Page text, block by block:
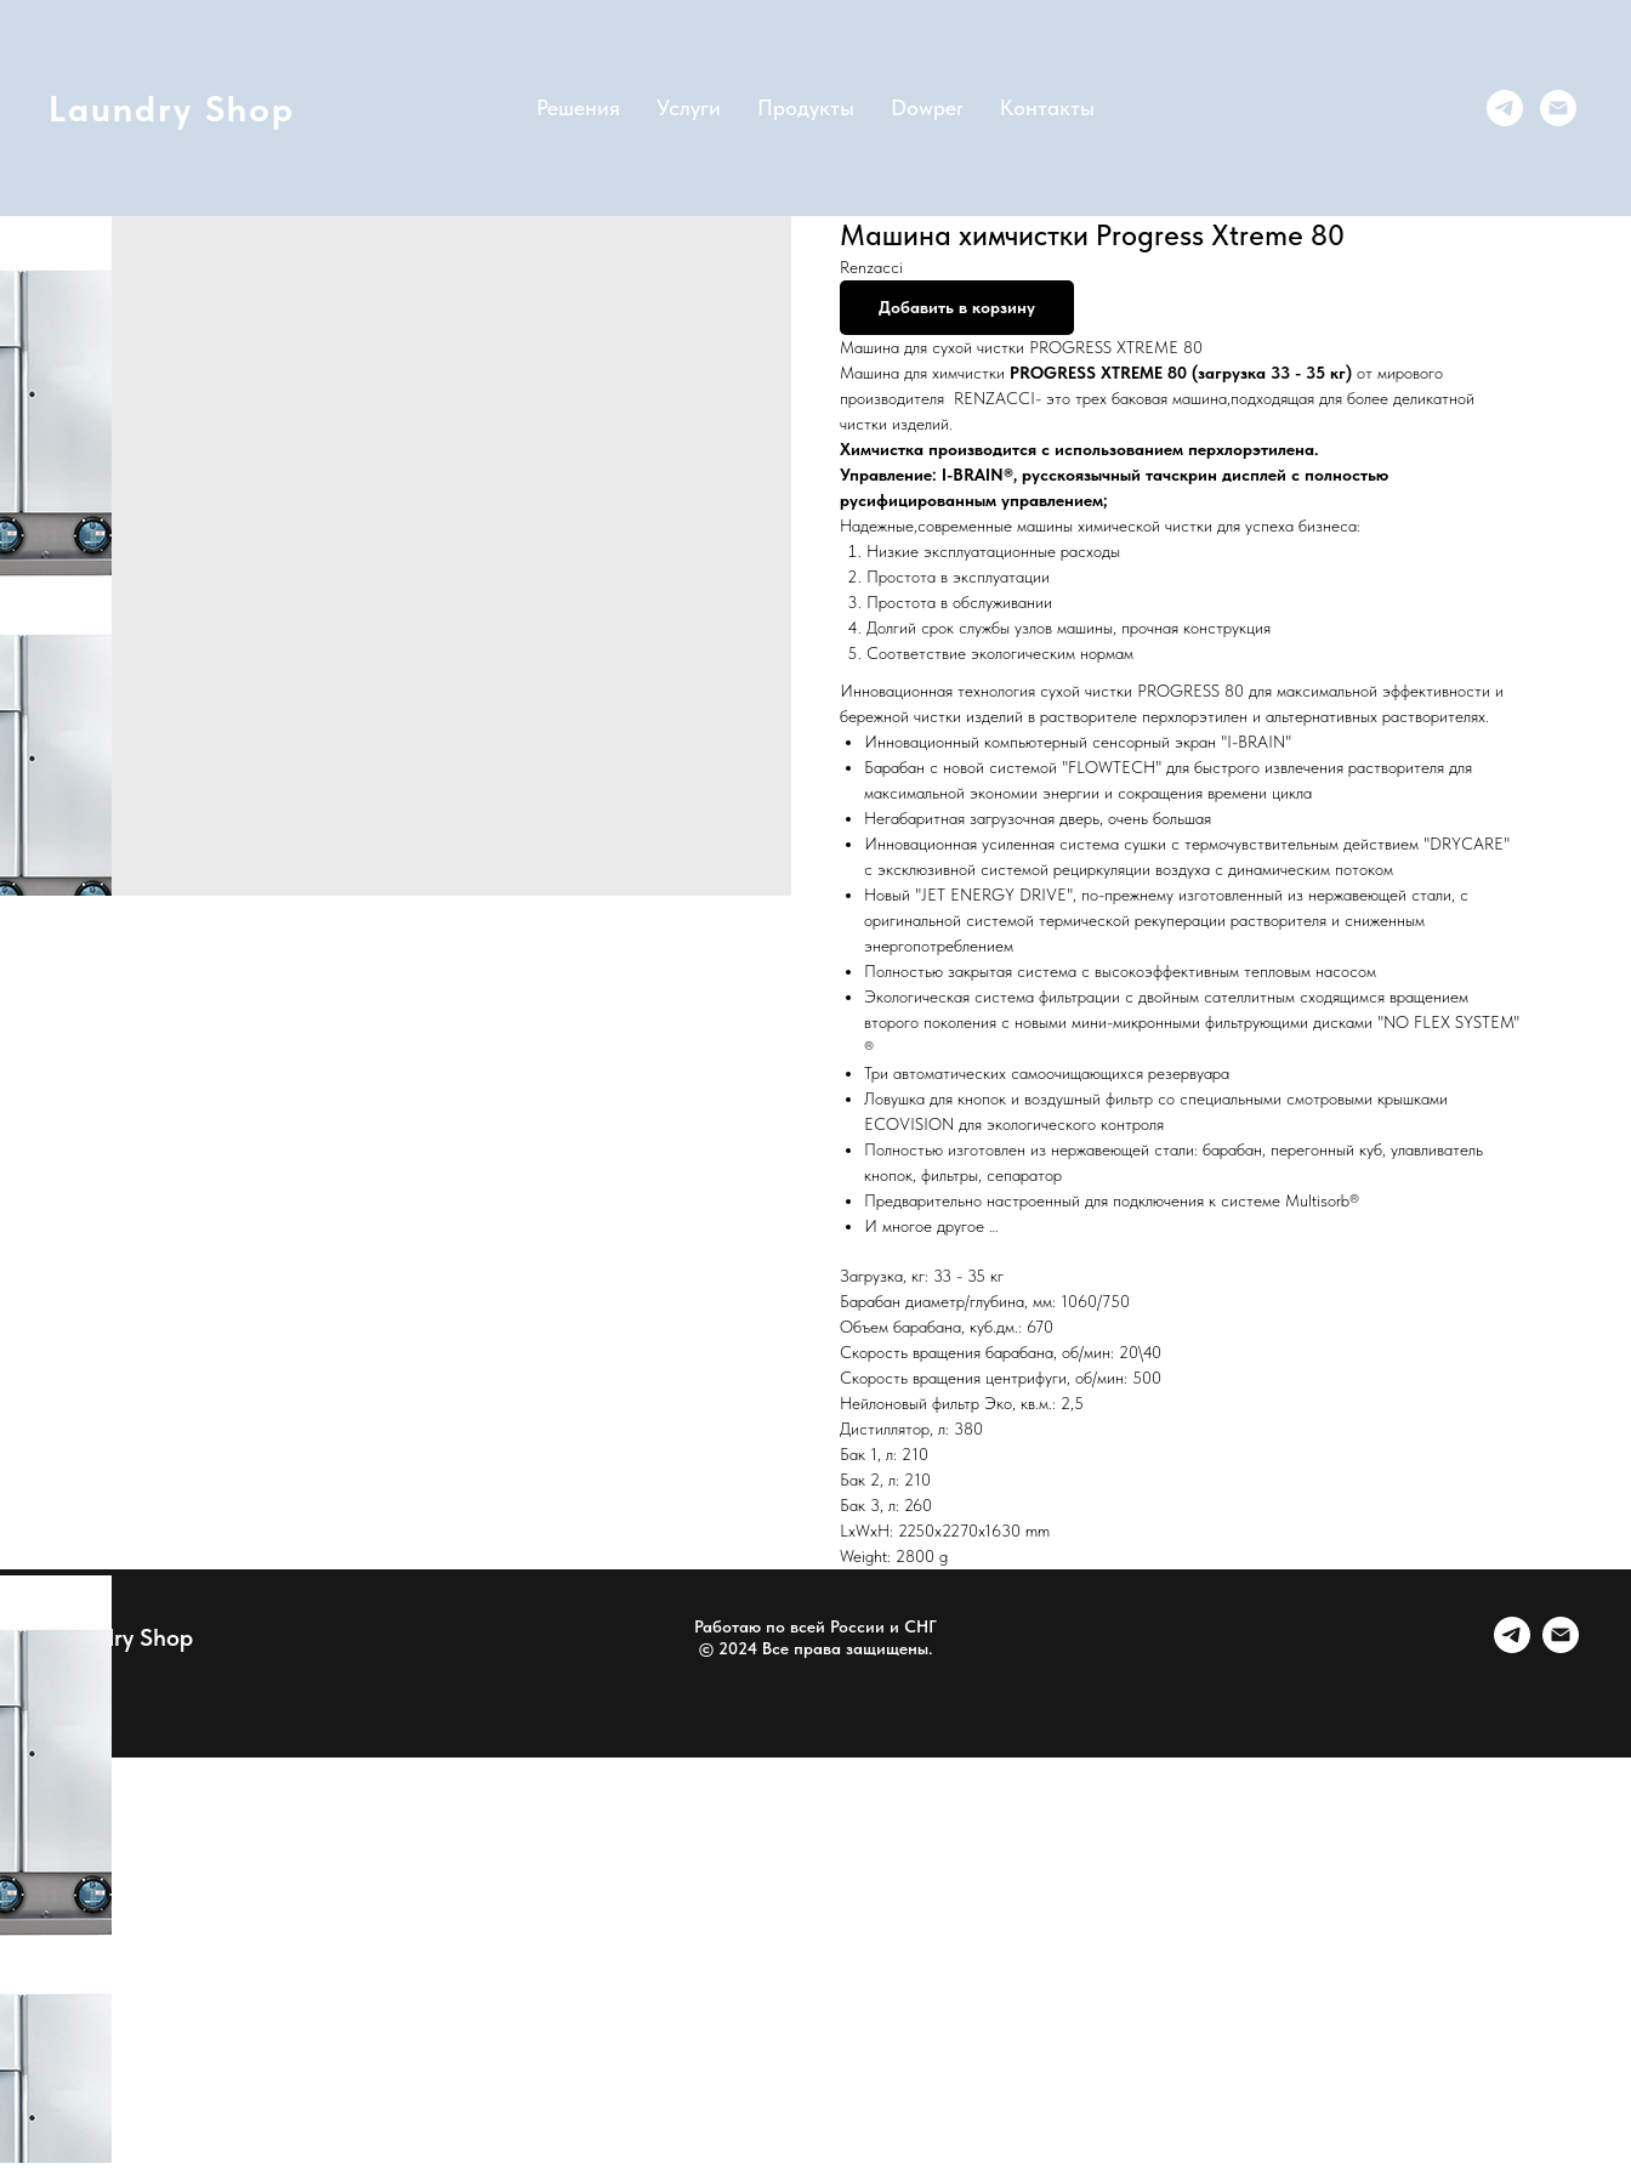
Laundry Shop Решения Услуги Продукты Dowper Контакты
Машина химчистки Progress Xtreme 80
Renzacci
Добавить в корзину
Машина для сухой чистки PROGRESS XTREME 80
Машина для химчистки PROGRESS XTREME 80 (загрузка 33 - 35 кг) от мирового
производителя RENZACCI- это трех баковая машина,подходящая для более деликатной
чистки изделий.
Химчистка производится с использованием перхлорэтилена.
Управление: I-BRAIN®, русскоязычный тачскрин дисплей с полностью
русифицированным управлением;
Надежные,современные машины химической чистки для успеха бизнеса:
Низкие эксплуатационные расходы
Простота в эксплуатации
Простота в обслуживании
Долгий срок службы узлов машины, прочная конструкция
Соответствие экологическим нормам
Инновационная технология сухой чистки PROGRESS 80 для максимальной эффективности и
бережной чистки изделий в растворителе перхлорэтилен и альтернативных растворителях.
Инновационный компьютерный сенсорный экран "I-BRAIN"
Барабан с новой системой "FLOWTECH" для быстрого извлечения растворителя для
максимальной экономии энергии и сокращения времени цикла
Негабаритная загрузочная дверь, очень большая
Инновационная усиленная система сушки с термочувствительным действием "DRYCARE"
с эксклюзивной системой рециркуляции воздуха с динамическим потоком
Новый "JET ENERGY DRIVE", по-прежнему изготовленный из нержавеющей стали, с
оригинальной системой термической рекуперации растворителя и сниженным
энергопотреблением
Полностью закрытая система с высокоэффективным тепловым насосом
Экологическая система фильтрации с двойным сателлитным сходящимся вращением
второго поколения с новыми мини-микронными фильтрующими дисками "NO FLEX SYSTEM"
®
Три автоматических самоочищающихся резервуара
Ловушка для кнопок и воздушный фильтр со специальными смотровыми крышками
ECOVISION для экологического контроля
Полностью изготовлен из нержавеющей стали: барабан, перегонный куб, улавливатель
кнопок, фильтры, сепаратор
Предварительно настроенный для подключения к системе Multisorb®
И многое другое …
Загрузка, кг: 33 - 35 кг
Барабан диаметр/глубина, мм: 1060/750
Объем барабана, куб.дм.: 670
Скорость вращения барабана, об/мин: 20\40
Скорость вращения центрифуги, об/мин: 500
Нейлоновый фильтр Эко, кв.м.: 2,5
Дистиллятор, л: 380
Бак 1, л: 210
Бак 2, л: 210
Бак 3, л: 260
LxWxH: 2250x2270x1630 mm
Weight: 2800 g
Laundry Shop
Работаю по всей России и СНГ
© 2024 Все права защищены.